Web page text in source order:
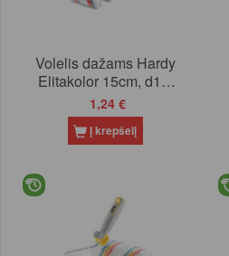
Volelis dažams Hardy
Elitakolor 15cm, d15,
2vnt (0123-231515)
1,24 €
Į krepšelį